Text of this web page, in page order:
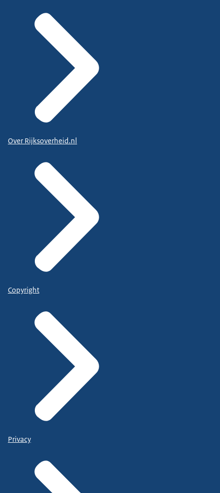
Over Rijksoverheid.nl
Copyright
Privacy